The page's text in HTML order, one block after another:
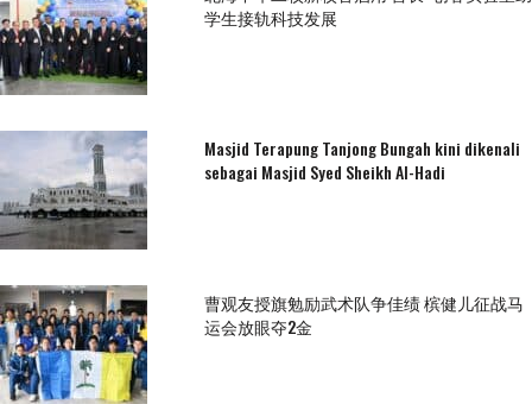
学生接轨科技发展
Masjid Terapung Tanjong Bungah kini dikenali
sebagai Masjid Syed Sheikh Al-Hadi
曹观友授旗勉励武术队争佳绩 槟健儿征战马
运会放眼夺2金